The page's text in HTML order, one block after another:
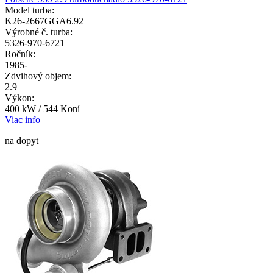
Model turba:
K26-2667GGA6.92
Výrobné č. turba:
5326-970-6721
Ročník:
1985-
Zdvihový objem:
2.9
Výkon:
400 kW / 544 Koní
Viac info
na dopyt